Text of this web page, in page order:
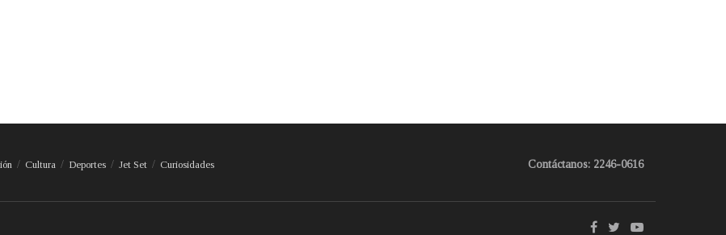
Cultura Deportes Jet Set Curiosidades Contáctanos: 2246-0616